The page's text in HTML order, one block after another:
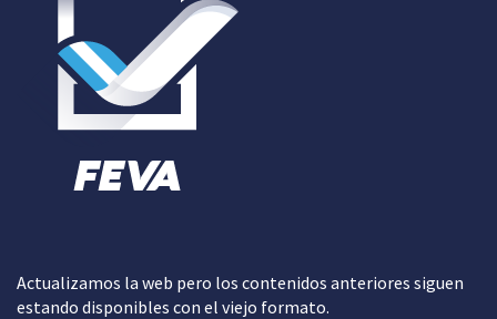
Actualizamos la web pero los contenidos anteriores siguen
estando disponibles con el viejo formato.